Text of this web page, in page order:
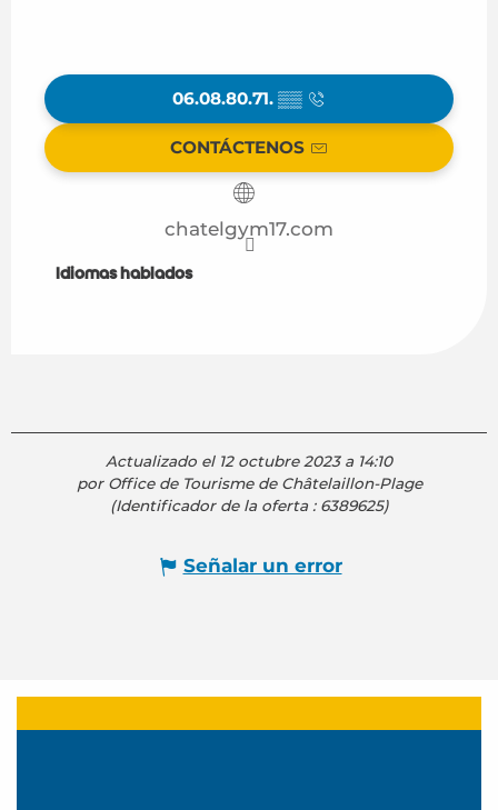
06.08.80.71. ▒▒
CONTÁCTENOS
chatelgym17.com
Idiomas hablados
Idiomas hablados
Actualizado el 12 octubre 2023 a 14:10
por Office de Tourisme de Châtelaillon-Plage
(Identificador de la oferta : 6389625)
Señalar un error